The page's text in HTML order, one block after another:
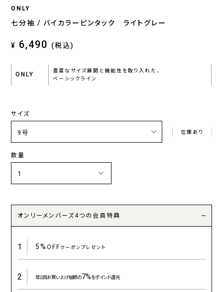
ONLY
七分袖 / バイカラーピンタック ライトグレー
¥ 6,490 (税込)
ONLY
豊富なサイズ展開と機能性を取り入れた、
ベーシックライン
サイズ
在庫あり
数量
オンリーメンバーズ4つの会員特典
1 5%OFFクーポンプレゼント
2 年2回お買い上げ総額の7%をポイント還元